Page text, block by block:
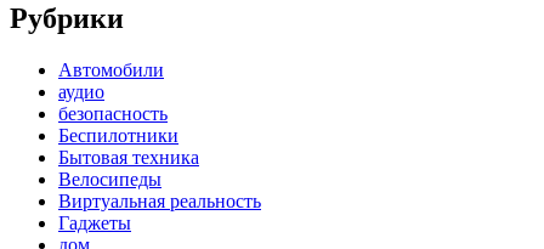
Рубрики
Автомобили
аудио
безопасность
Беспилотники
Бытовая техника
Велосипеды
Виртуальная реальность
Гаджеты
дом